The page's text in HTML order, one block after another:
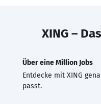
XING –
Über eine Million Jobs
Entdecke mit XING
passt.